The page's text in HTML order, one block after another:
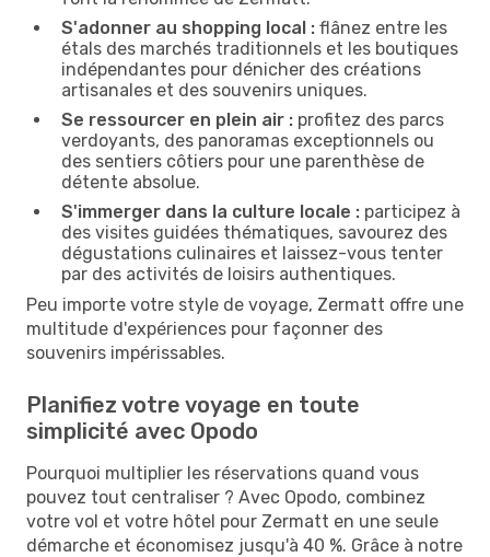
S'adonner au shopping local : flânez entre les
étals des marchés traditionnels et les boutiques
indépendantes pour dénicher des créations
artisanales et des souvenirs uniques.
Se ressourcer en plein air : profitez des parcs
verdoyants, des panoramas exceptionnels ou
des sentiers côtiers pour une parenthèse de
détente absolue.
S'immerger dans la culture locale : participez à
des visites guidées thématiques, savourez des
dégustations culinaires et laissez-vous tenter
par des activités de loisirs authentiques.
Peu importe votre style de voyage, Zermatt offre une
multitude d'expériences pour façonner des
souvenirs impérissables.
Planifiez votre voyage en toute
simplicité avec Opodo
Pourquoi multiplier les réservations quand vous
pouvez tout centraliser ? Avec Opodo, combinez
votre vol et votre hôtel pour Zermatt en une seule
démarche et économisez jusqu'à 40 %. Grâce à notre